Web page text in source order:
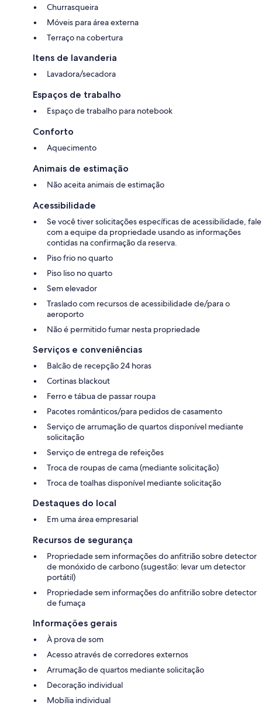
Churrasqueira
Móveis para área externa
Terraço na cobertura
Itens de lavanderia
Lavadora/secadora
Espaços de trabalho
Espaço de trabalho para notebook
Conforto
Aquecimento
Animais de estimação
Não aceita animais de estimação
Acessibilidade
Se você tiver solicitações específicas de acessibilidade, fale
com a equipe da propriedade usando as informações
contidas na confirmação da reserva.
Piso frio no quarto
Piso liso no quarto
Sem elevador
Traslado com recursos de acessibilidade de/para o
aeroporto
Não é permitido fumar nesta propriedade
Serviços e conveniências
Balcão de recepção 24 horas
Cortinas blackout
Ferro e tábua de passar roupa
Pacotes românticos/para pedidos de casamento
Serviço de arrumação de quartos disponível mediante
solicitação
Serviço de entrega de refeições
Troca de roupas de cama (mediante solicitação)
Troca de toalhas disponível mediante solicitação
Destaques do local
Em uma área empresarial
Recursos de segurança
Propriedade sem informações do anfitrião sobre detector
de monóxido de carbono (sugestão: levar um detector
portátil)
Propriedade sem informações do anfitrião sobre detector
de fumaça
Informações gerais
À prova de som
Acesso através de corredores externos
Arrumação de quartos mediante solicitação
Decoração individual
Mobília individual